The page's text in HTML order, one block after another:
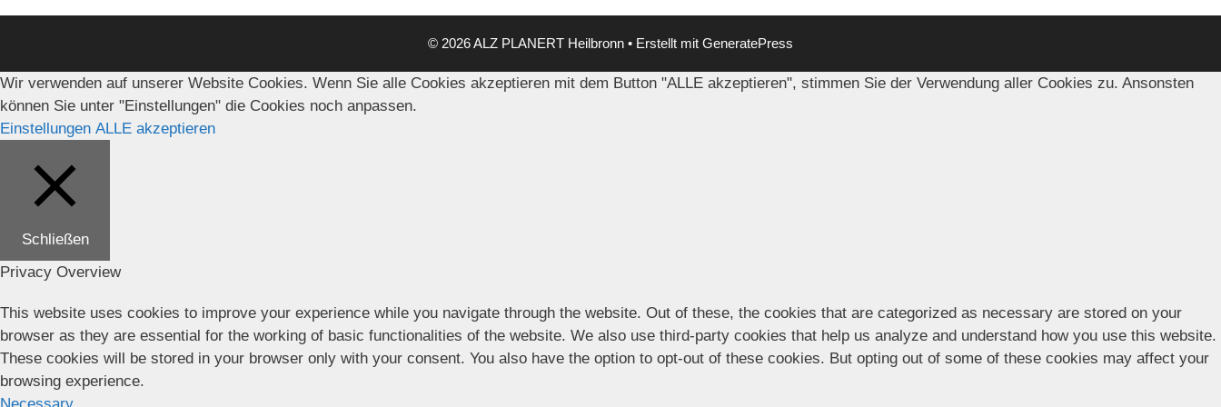
© 2026 ALZ PLANERT Heilbronn • Erstellt mit GeneratePress
Wir verwenden auf unserer Website Cookies. Wenn Sie alle Cookies akzeptieren mit dem Button "ALLE akzeptieren", stimmen Sie der Verwendung aller Cookies zu. Ansonsten
können Sie unter "Einstellungen" die Cookies noch anpassen.
Einstellungen ALLE akzeptieren
Schließen
Privacy Overview
This website uses cookies to improve your experience while you navigate through the website. Out of these, the cookies that are categorized as necessary are stored on your
browser as they are essential for the working of basic functionalities of the website. We also use third-party cookies that help us analyze and understand how you use this website.
These cookies will be stored in your browser only with your consent. You also have the option to opt-out of these cookies. But opting out of some of these cookies may affect your
browsing experience.
Necessary